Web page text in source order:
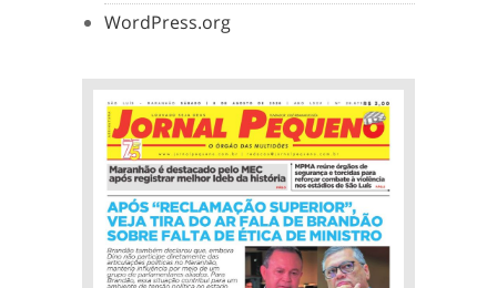
WordPress.org